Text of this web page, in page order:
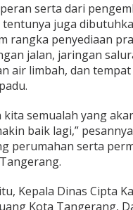
serta dari
juga
rangka penyediaan
jalan, jaringan
air limbah, dan
kita semualah yang
baik lagi,”
perumahan serta
Kepala Dinas Cipta
Kota Tangerang,